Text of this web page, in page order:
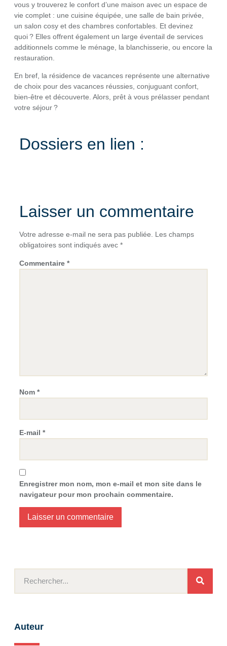
vous y trouverez le confort d’une maison avec un espace de
vie complet : une cuisine équipée, une salle de bain privée,
un salon cosy et des chambres confortables. Et devinez
quoi ? Elles offrent également un large éventail de services
additionnels comme le ménage, la blanchisserie, ou encore la
restauration.
En bref, la résidence de vacances représente une alternative
de choix pour des vacances réussies, conjuguant confort,
bien-être et découverte. Alors, prêt à vous prélasser pendant
votre séjour ?
Dossiers en lien :
Laisser un commentaire
Votre adresse e-mail ne sera pas publiée.
Les champs
obligatoires sont indiqués avec *
Commentaire *
Nom *
E-mail *
Enregistrer mon nom, mon e-mail et mon site dans le
navigateur pour mon prochain commentaire.
Auteur